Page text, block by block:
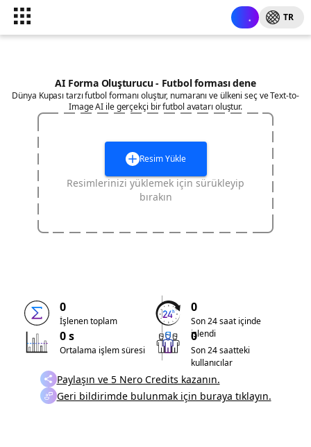
TR
AI Forma Oluşturucu - Futbol forması dene
Dünya Kupası tarzı futbol formanı oluştur, numaranı ve ülkeni seç ve Text-to-
Image AI ile gerçekçi bir futbol avatarı oluştur.
Resim Yükle
Resimlerinizi yüklemek için sürükleyip
bırakın
0
İşlenen toplam
0
Son 24 saat içinde
işlendi
0 s
Ortalama işlem süresi
0
Son 24 saatteki
kullanıcılar
Paylaşın ve 5 Nero Credits kazanın.
Geri bildirimde bulunmak için buraya tıklayın.